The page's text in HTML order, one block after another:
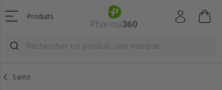
Produits
Santé